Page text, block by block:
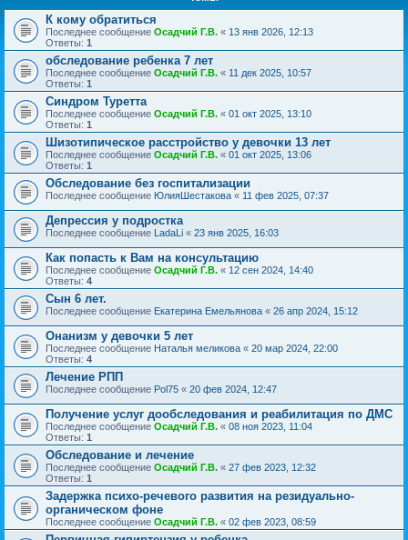
К кому обратиться
Последнее сообщение Осадчий Г.В. « 13 янв 2026, 12:13
Ответы: 1
обследование ребенка 7 лет
Последнее сообщение Осадчий Г.В. « 11 дек 2025, 10:57
Ответы: 1
Синдром Туретта
Последнее сообщение Осадчий Г.В. « 01 окт 2025, 13:10
Ответы: 1
Шизотипическое расстройство у девочки 13 лет
Последнее сообщение Осадчий Г.В. « 01 окт 2025, 13:06
Ответы: 1
Обследование без госпитализации
Последнее сообщение ЮлияШестакова « 11 фев 2025, 07:37
Депрессия у подростка
Последнее сообщение LadaLi « 23 янв 2025, 16:03
Как попасть к Вам на консультацию
Последнее сообщение Осадчий Г.В. « 12 сен 2024, 14:40
Ответы: 4
Сын 6 лет.
Последнее сообщение Екатерина Емельянова « 26 апр 2024, 15:12
Онанизм у девочки 5 лет
Последнее сообщение Наталья меликова « 20 мар 2024, 22:00
Ответы: 4
Лечение РПП
Последнее сообщение Pol75 « 20 фев 2024, 12:47
Получение услуг дообследования и реабилитация по ДМС
Последнее сообщение Осадчий Г.В. « 08 ноя 2023, 11:04
Ответы: 1
Обследование и лечение
Последнее сообщение Осадчий Г.В. « 27 фев 2023, 12:32
Ответы: 1
Задержка психо-речевого развития на резидуально-
органическом фоне
Последнее сообщение Осадчий Г.В. « 02 фев 2023, 08:59